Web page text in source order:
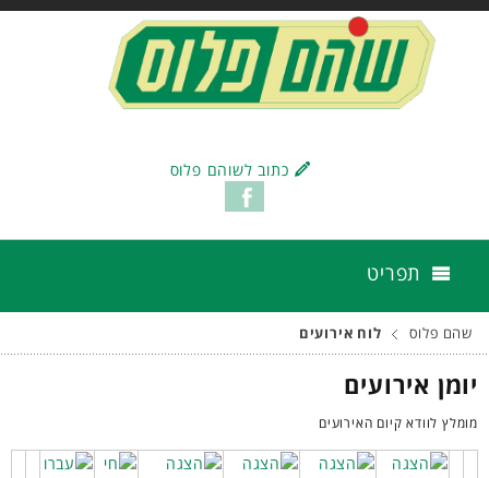
כתוב לשוהם פלוס
תפריט
שהם פלוס לוח אירועים
יומן אירועים
מומלץ לוודא קיום האירועים